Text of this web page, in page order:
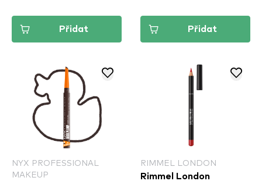
Přidat Přidat
NYX PROFESSIONAL
MAKEUP
RIMMEL LONDON
Rimmel London